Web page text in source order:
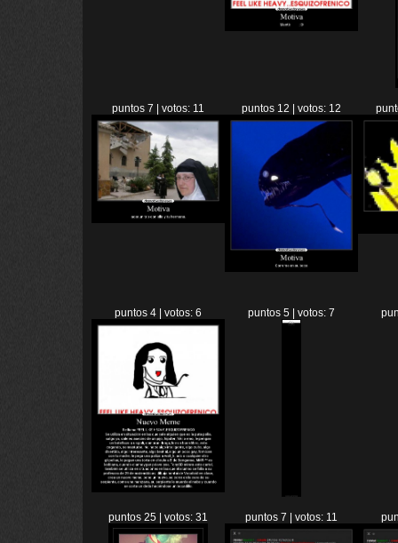
puntos 7 | votos: 11 puntos 12 | votos: 12
puntos 4 | votos: 6 puntos 5 | votos: 7
puntos 25 | votos: 31 puntos 7 | votos: 11